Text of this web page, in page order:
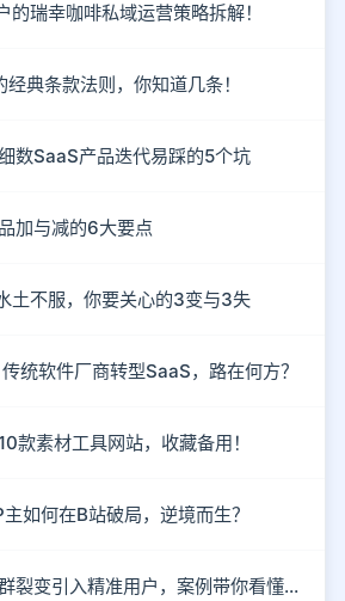
瑞幸咖啡私域运营策略拆解！
典条款法则，你知道几条！
数SaaS产品迭代易踩的5个坑
加与减的6大要点
土不服，你要关心的3变与3失
统软件厂商转型SaaS，路在何方？
款素材工具网站，收藏备用！
如何在B站破局，逆境而生？
视频号怎么通过社群裂变引入精准用户，案例带你看懂！